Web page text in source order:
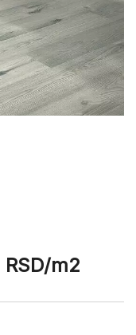
RSD/m2